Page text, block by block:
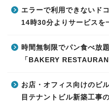
エラーで利用できないド
14時30分よりサービスを
時間無制限でパン食べ放
「BAKERY
お店・オフィス向けのビ
目テナントビル新築工事